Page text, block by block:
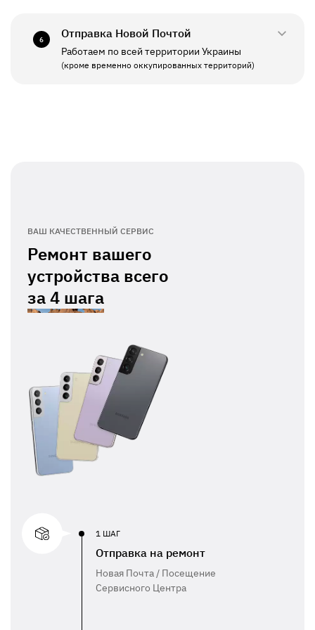
ПН - ПТ
11:00 - 19:00
Выходной
6 Отправка Новой Почтой
Работаем по всей территории Украины
(кроме временно оккупированных территорий)
ВАШ КАЧЕСТВЕННЫЙ СЕРВИС
Ремонт вашего
устройства всего
за4 шага
1 ШАГ
Отправка на ремонт
Новая Почта / Посещение
Сервисного Центра